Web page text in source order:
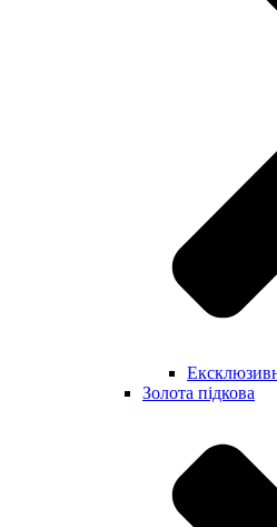
Золота підкова